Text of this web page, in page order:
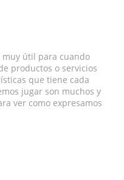
muy útil para cuando
productos o servicios
que tiene cada
jugar son muchos y
ver como expresamos